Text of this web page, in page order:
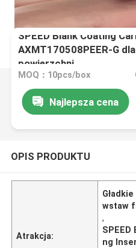
SPEED Blank Coating
AXMT170508PEER-G
powierzchni
MOQ：10pcs/box
Najlepsza cena
OPIS PRODUKTU
Atrakcja:
wstaw
,
ng